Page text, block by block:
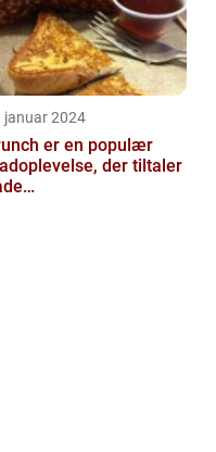
januar 2024
er en populær
der tiltaler